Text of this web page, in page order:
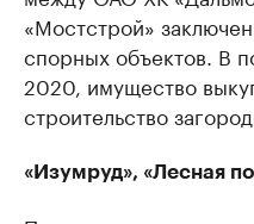
«Мостстрой»
спорных объектов. В
2020, имущество
строительство
«Изумруд», «Лесная